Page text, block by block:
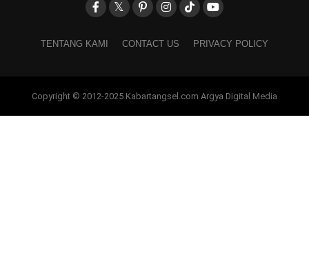
TENTANG KAMI CONTACT US PRIVACY POLICY
Copyright © 2012-2025 Kabartangsel.com Argya Digital Media